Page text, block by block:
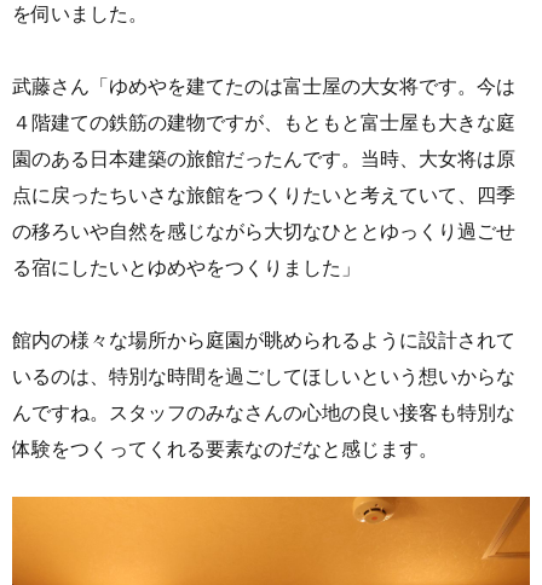
を伺いました。
武藤さん「ゆめやを建てたのは富士屋の大女将です。今は
４階建ての鉄筋の建物ですが、もともと富士屋も大きな庭
園のある日本建築の旅館だったんです。当時、大女将は原
点に戻ったちいさな旅館をつくりたいと考えていて、四季
の移ろいや自然を感じながら大切なひととゆっくり過ごせ
る宿にしたいとゆめやをつくりました」
館内の様々な場所から庭園が眺められるように設計されて
いるのは、特別な時間を過ごしてほしいという想いからな
んですね。スタッフのみなさんの心地の良い接客も特別な
体験をつくってくれる要素なのだなと感じます。